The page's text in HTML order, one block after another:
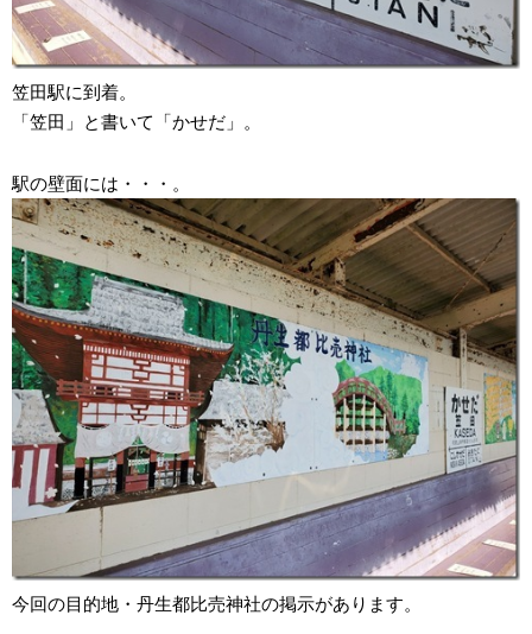
笠田駅に到着。
「笠田」と書いて「かせだ」。
駅の壁面には・・・。
今回の目的地・丹生都比売神社の掲示があります。